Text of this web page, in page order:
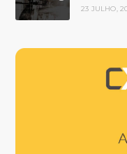
23 JULHO,